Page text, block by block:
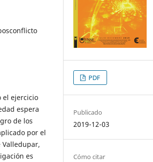
el ejercicio
espera
de los
por el
es
PDF
Publicado
2019-12-03
Cómo citar